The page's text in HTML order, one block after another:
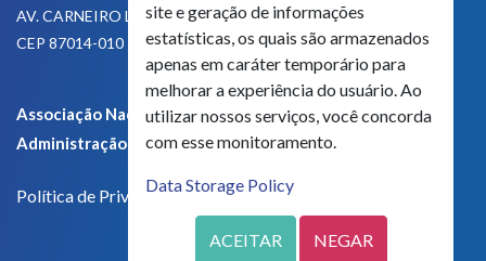
AV. CARNEIRO LEÃO, 825
CEP 87014-010 - MARINGÁ, PR, BRASIL
Associação Nacional de Pós-Graduação e Pesquisa em
Administração - CNPJ 42.595.652/0001-66
Política de Privacidade
site e geração de informações
estatísticas, os quais são armazenados
apenas em caráter temporário para
melhorar a experiência do usuário. Ao
utilizar nossos serviços, você concorda
com esse monitoramento.
Data Storage Policy
ACEITAR NEGAR